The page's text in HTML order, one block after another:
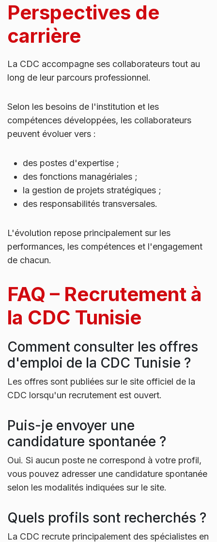
Perspectives de
carrière
La CDC accompagne ses collaborateurs tout au
long de leur parcours professionnel.
Selon les besoins de l'institution et les
compétences développées, les collaborateurs
peuvent évoluer vers :
des postes d'expertise ;
des fonctions managériales ;
la gestion de projets stratégiques ;
des responsabilités transversales.
L'évolution repose principalement sur les
performances, les compétences et l'engagement
de chacun.
FAQ – Recrutement à
la CDC Tunisie
Comment consulter les offres
d'emploi de la CDC Tunisie ?
Les offres sont publiées sur le site officiel de la
CDC lorsqu'un recrutement est ouvert.
Puis-je envoyer une
candidature spontanée ?
Oui. Si aucun poste ne correspond à votre profil,
vous pouvez adresser une candidature spontanée
selon les modalités indiquées sur le site.
Quels profils sont recherchés ?
La CDC recrute principalement des spécialistes en